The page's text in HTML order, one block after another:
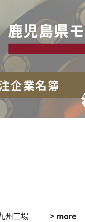
企業名簿
州工場
> more